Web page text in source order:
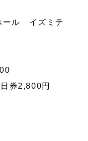
ール イズミテ
券2,800円